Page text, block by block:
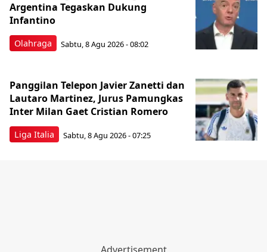
Olahraga
Argentina Tegaskan Dukung
Infantino
Sabtu, 8 Agu 2026 - 08:02
Liga Italia
Panggilan Telepon Javier Zanetti dan
Lautaro Martinez, Jurus Pamungkas
Inter Milan Gaet Cristian Romero
Sabtu, 8 Agu 2026 - 07:25